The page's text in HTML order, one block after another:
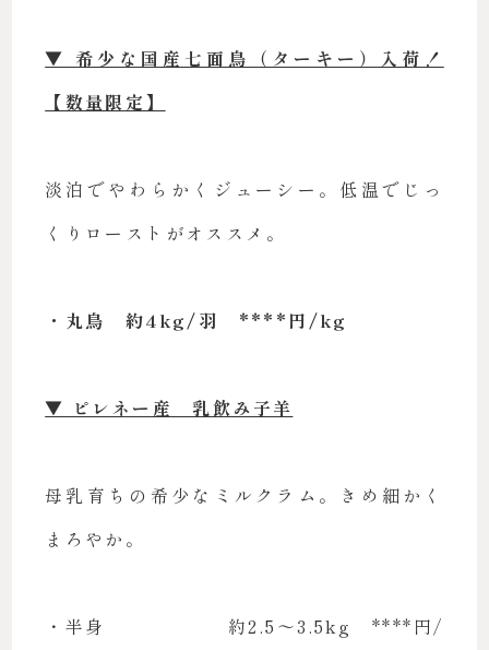
▼ 希少な国産七面鳥（ターキー）入荷！
【数量限定】
淡泊でやわらかくジューシー。低温でじっ
くりローストがオススメ。
・丸鳥 約4kg/羽 ****円/kg
▼ ピレネー産 乳飲み子羊
母乳育ちの希少なミルクラム。きめ細かく
まろやか。
・半身 約2.5〜3.5kg ****円/